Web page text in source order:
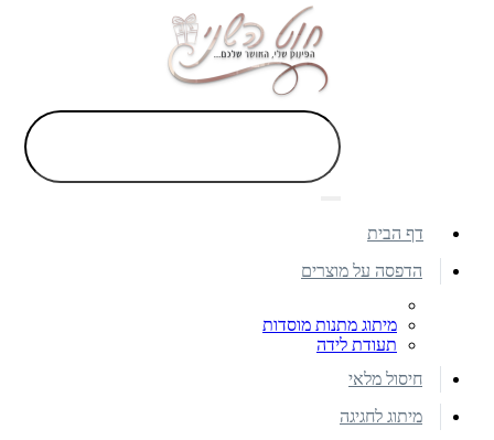
דף הבית
הדפסה על מוצרים
מיתוג מתנות מוסדות
תעודת לידה
חיסול מלאי
מיתוג לחגיגה